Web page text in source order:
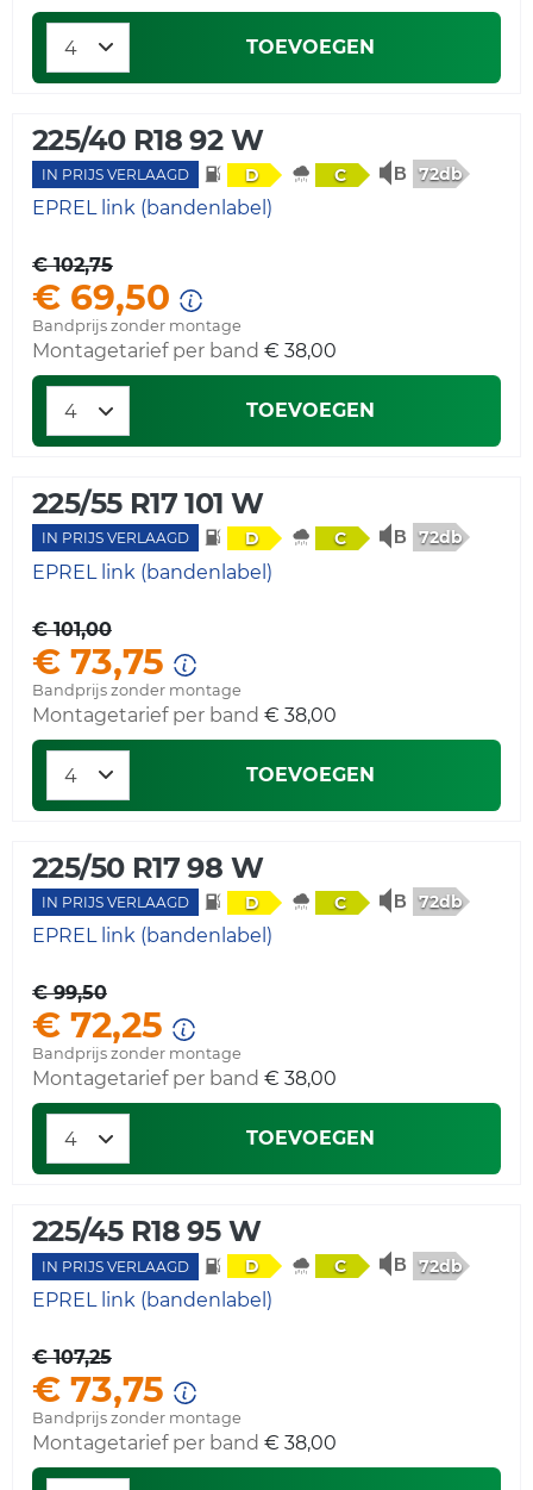
TOEVOEGEN
225/40 R18 92 W
IN PRIJS VERLAAGD D C 72db
EPREL link (bandenlabel)
€ 102,75
€ 69,50
Bandprijs zonder montage
Montagetarief per band € 38,00
TOEVOEGEN
225/55 R17 101 W
IN PRIJS VERLAAGD D C 72db
EPREL link (bandenlabel)
€ 101,00
€ 73,75
Bandprijs zonder montage
Montagetarief per band € 38,00
TOEVOEGEN
225/50 R17 98 W
IN PRIJS VERLAAGD D C 72db
EPREL link (bandenlabel)
€ 99,50
€ 72,25
Bandprijs zonder montage
Montagetarief per band € 38,00
TOEVOEGEN
225/45 R18 95 W
IN PRIJS VERLAAGD D C 72db
EPREL link (bandenlabel)
€ 107,25
€ 73,75
Bandprijs zonder montage
Montagetarief per band € 38,00